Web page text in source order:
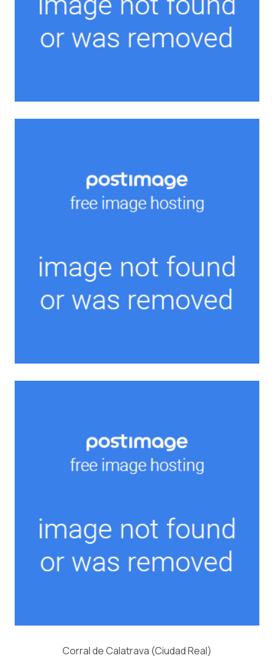
Corral de Calatrava (Ciudad Real)